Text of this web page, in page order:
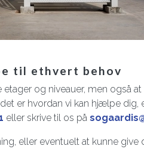
til ethvert behov
og niveauer, men også
er hvordan vi kan hjælpe dig,
eller skrive til os på
eller eventuelt at kunne